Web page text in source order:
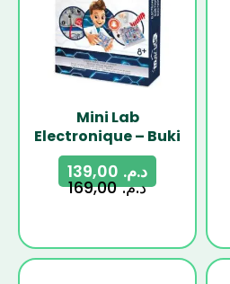
Mini Lab
Electronique – Buki
د.م.169,00
د.م.